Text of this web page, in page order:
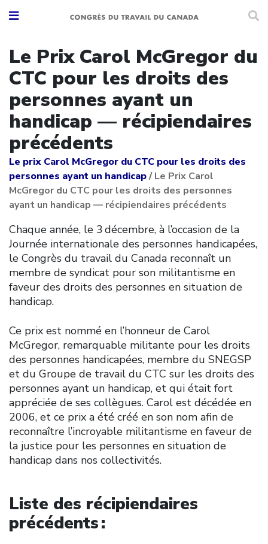
Le Prix Carol McGregor du
CTC pour les droits des
personnes ayant un
handicap — récipiendaires
précédents
Le prix Carol McGregor du CTC pour les droits des
personnes ayant un handicap/Le Prix Carol
McGregor du CTC pour les droits des personnes
ayant un handicap — récipiendaires précédents
Chaque année, le 3 décembre, à l’occasion de la
Journée internationale des personnes handicapées,
le Congrès du travail du Canada reconnaît un
membre de syndicat pour son militantisme en
faveur des droits des personnes en situation de
handicap.
Ce prix est nommé en l’honneur de Carol
McGregor, remarquable militante pour les droits
des personnes handicapées, membre du SNEGSP
et du Groupe de travail du CTC sur les droits des
personnes ayant un handicap, et qui était fort
appréciée de ses collègues. Carol est décédée en
2006, et ce prix a été créé en son nom afin de
reconnaître l’incroyable militantisme en faveur de
la justice pour les personnes en situation de
handicap dans nos collectivités.
Liste des récipiendaires
précédents :